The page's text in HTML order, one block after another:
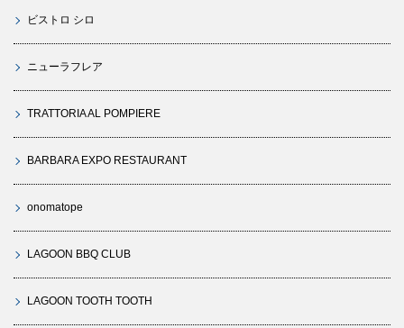
ビストロ シロ
ニューラフレア
TRATTORIA AL POMPIERE
BARBARA EXPO RESTAURANT
onomatope
LAGOON BBQ CLUB
LAGOON TOOTH TOOTH